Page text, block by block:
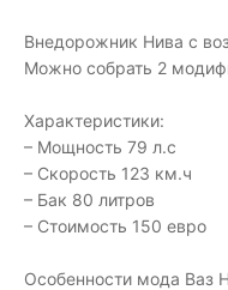
Внедорожник Нива с
Можно собрать 2
Характеристики:
– Мощность 79 л.с
– Скорость 123 км.ч
– Бак 80 литров
– Стоимость 150 евро
Особенности мода Ваз